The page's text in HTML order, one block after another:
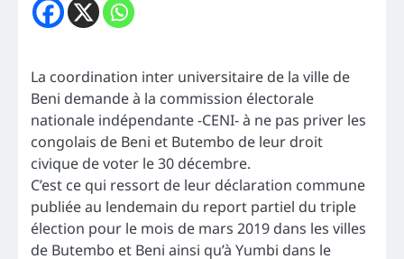
La coordination inter universitaire de la ville de
Beni demande à la commission électorale
nationale indépendante -CENI- à ne pas priver les
congolais de Beni et Butembo de leur droit
civique de voter le 30 décembre.
C’est ce qui ressort de leur déclaration commune
publiée au lendemain du report partiel du triple
élection pour le mois de mars 2019 dans les villes
de Butembo et Beni ainsi qu’à Yumbi dans le